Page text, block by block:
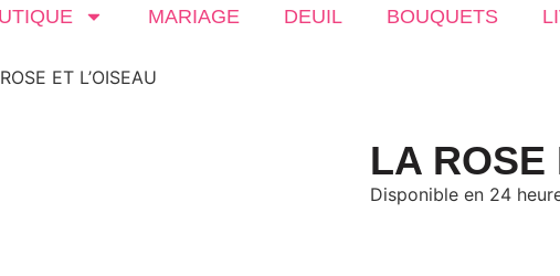
MARIAGE DEUIL BOUQUETS
ET L’OISEAU
LA ROSE
Disponible en 24